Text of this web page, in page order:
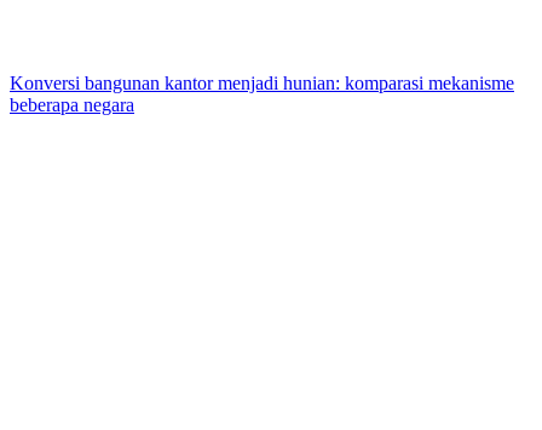
Konversi bangunan kantor menjadi hunian: komparasi mekanisme
beberapa negara